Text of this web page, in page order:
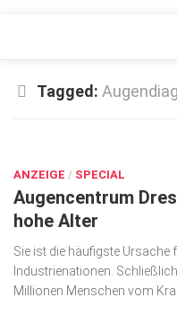
Orthopädie
Schönheit &
Special
Wirtschaft, Recht,
Tagged:
ANZEIGE / SPECIAL
Augencentrum
hohe Alter
Sie ist die häufigste Ursache
Industrienationen.
Millionen Menschen vom